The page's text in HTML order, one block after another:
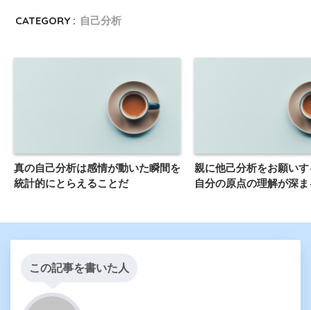
CATEGORY : 自己分析
真の自己分析は感情が動いた瞬間を
統計的にとらえることだ
親に他己分析をお願い
自分の原点の理解が深ま
この記事を書いた人